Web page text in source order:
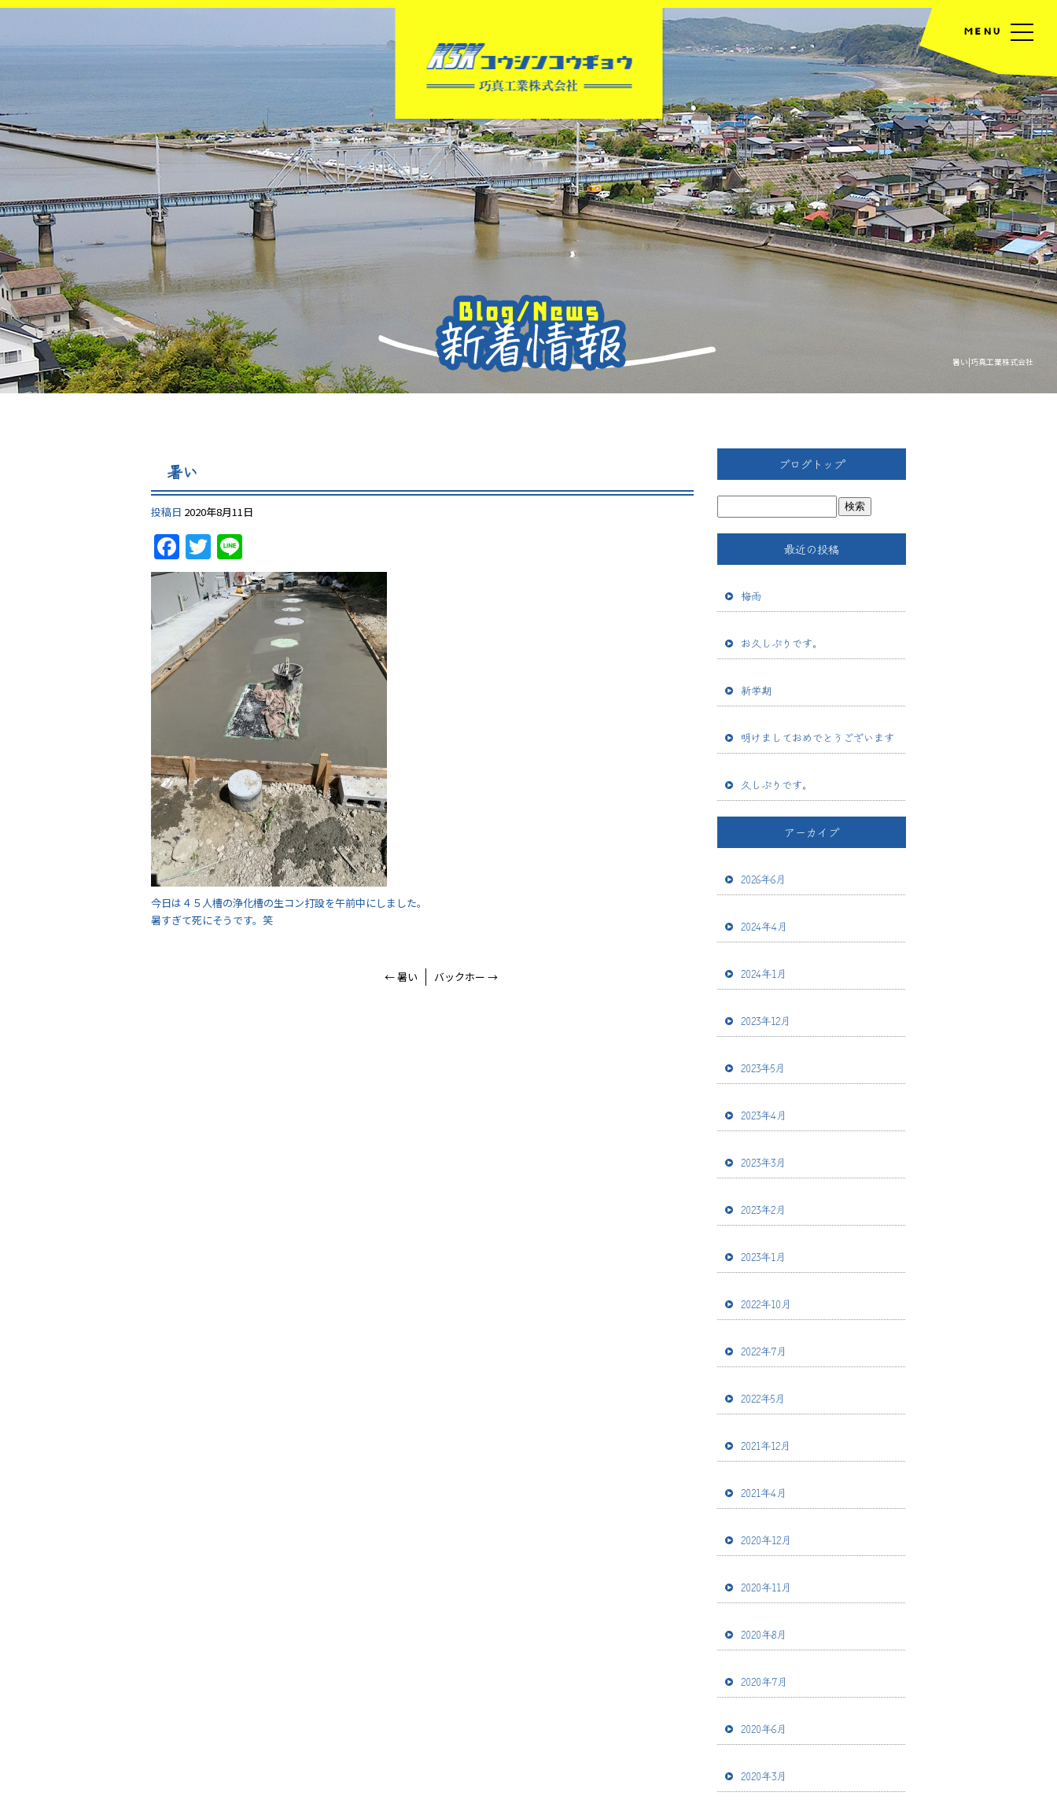
暑い|巧真工業株式会社
暑い
投稿日 2020年8月11日
Facebook
Twitter
今日は４５人槽の浄化槽の生コン打設を午前中にしました。
暑すぎて死にそうです。笑
←暑い バックホー →
ブログトップ
最近の投稿
梅雨
お久しぶりです。
新学期
明けましておめでとうございます
久しぶりです。
アーカイブ
2026年6月
2024年4月
2024年1月
2023年12月
2023年5月
2023年4月
2023年3月
2023年2月
2023年1月
2022年10月
2022年7月
2022年5月
2021年12月
2021年4月
2020年12月
2020年11月
2020年8月
2020年7月
2020年6月
2020年3月